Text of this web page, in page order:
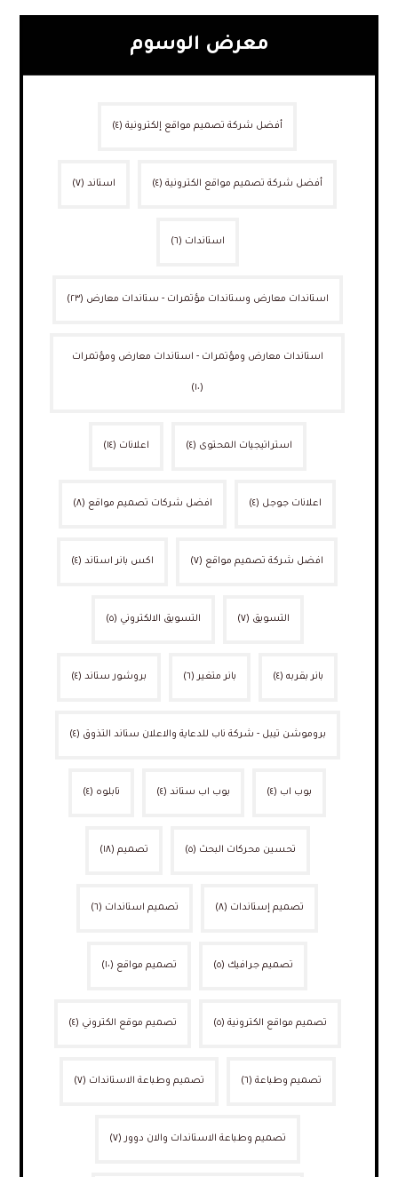
معرض الوسوم
أفضل شركة تصميم مواقع إلكترونية (٤)
أفضل شركة تصميم مواقع الكترونية (٤) استاند (٧)
استاندات (٦)
استاندات معارض وستاندات مؤتمرات - ستاندات معارض (٢٣)
استاندات معارض ومؤتمرات - استاندات معارض ومؤتمرات
(١٠)
استراتيجيات المحتوى (٤) اعلانات (١٤)
اعلانات جوجل (٤) افضل شركات تصميم مواقع (٨)
افضل شركة تصميم مواقع (٧) اكس بانر استاند (٤)
التسويق (٧) التسويق الالكتروني (٥)
بانر بقربه (٤) بانر متغير (٦) بروشور ستاند (٤)
بروموشن تيبل - شركة ناب للدعاية والاعلان ستاند التذوق (٤)
بوب اب (٤) بوب اب ستاند (٤) تابلوه (٤)
تحسين محركات البحث (٥) تصميم (١٨)
تصميم إستاندات (٨) تصميم استاندات (٦)
تصميم جرافيك (٥) تصميم مواقع (١٠)
تصميم مواقع الكترونية (٥) تصميم موقع الكتروني (٤)
تصميم وطباعة (٦) تصميم وطباعة الاستاندات (٧)
تصميم وطباعة الاستاندات والان دوور (٧)